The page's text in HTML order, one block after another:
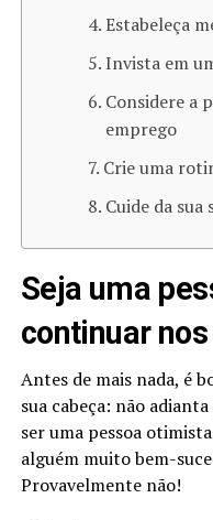
Estabeleça
Invista em
Considere a
emprego
Crie uma
Cuide da sua
Seja uma
continuar
Antes de mais nada, é
sua cabeça: não
ser uma pessoa
alguém muito bem-
Provavelmente não!